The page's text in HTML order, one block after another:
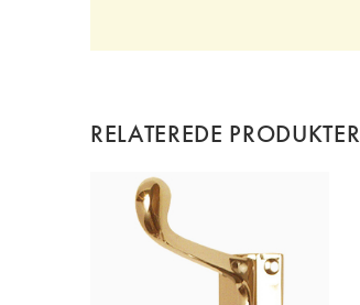
RELATEREDE PRODUKTER